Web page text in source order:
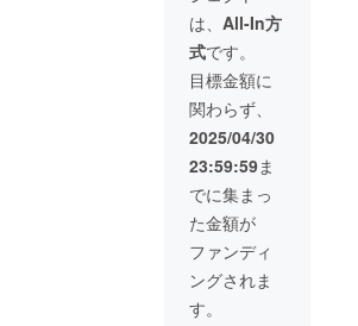
・今回
ルキー
プ権に
はボト
ル代は
含まれ
ませ
ん。 ・
ご支援
時には
メール
アドレ
スのみ
お伺い
スのみ
お伺い
させて
頂きま
す。
「※20歳
未満の
者によ
る飲酒
は法令
で禁止
されて
いま
す。飲
酒に関
シャン
パン抜
栓ライ
ブ配信
をさせ
ていた
だく予
定で
す。 ラ
イブ配
信ご希
望でな
い方は
お申し
付けく
りしま
す。
オープ
ン後、
店舗に
お越し
いただ
いて一
緒に乾
杯する
のも
OK。
green
sound
の
は、 All-In方
式です。
目標金額に
関わらず、
2025/04/30
23:59:59ま
でに集まっ
た金額が
ファンディ
ングされま
す。